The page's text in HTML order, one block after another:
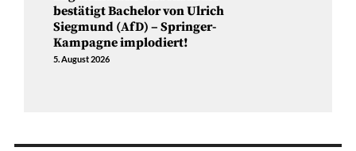
bestätigt Bachelor von Ulrich
Siegmund (AfD) – Springer-
Kampagne implodiert!
5. August 2026